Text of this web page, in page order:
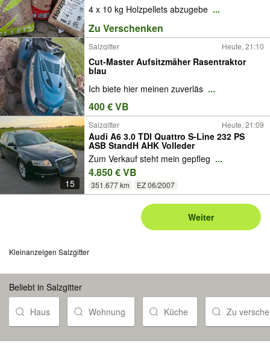
4 x 10 kg Holzpellets abzugebe ...
Zu Verschenken
Salzgitter Heute, 21:10
Cut-Master Aufsitzmäher Rasentraktor
blau
Ich biete hier meinen zuverläs ...
400 € VB
15
Salzgitter Heute, 21:09
Audi A6 3.0 TDI Quattro S-Line 232 PS
ASB StandH AHK Volleder
Zum Verkauf steht mein gepfleg ...
4.850 € VB
351.677 km EZ 06/2007
Weiter
Kleinanzeigen Salzgitter
Beliebt in Salzgitter
Haus Wohnung Küche Zu